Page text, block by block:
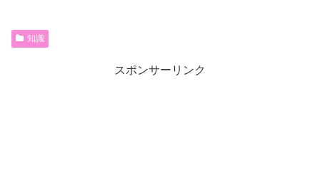
知識
スポンサーリンク